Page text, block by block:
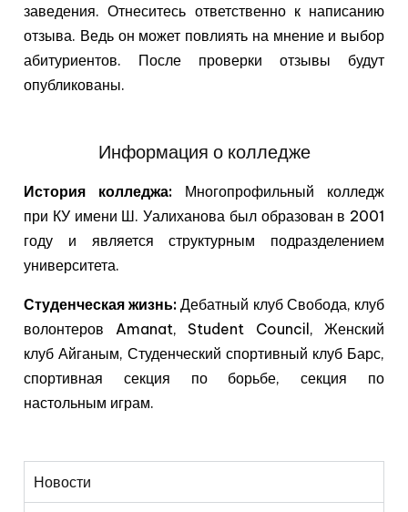
заведения. Отнеситесь ответственно к написанию
отзыва. Ведь он может повлиять на мнение и выбор
абитуриентов. После проверки отзывы будут
опубликованы.
Информация о колледже
История колледжа: Многопрофильный колледж
при КУ имени Ш. Уалиханова был образован в 2001
году и является структурным подразделением
университета.
Студенческая жизнь: Дебатный клуб Свобода, клуб
волонтеров Amanat, Student Council, Женский
клуб Айганым, Студенческий спортивный клуб Барс,
спортивная секция по борьбе, секция по
настольным играм.
Новости